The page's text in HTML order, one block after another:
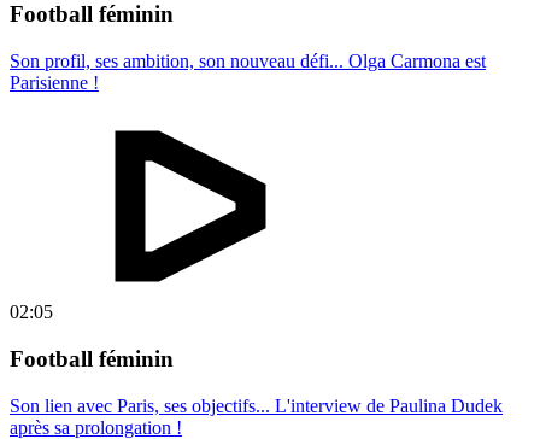
Football féminin
Son profil, ses ambition, son nouveau défi... Olga Carmona est
Parisienne !
02:05
Football féminin
Son lien avec Paris, ses objectifs... L'interview de Paulina Dudek
après sa prolongation !